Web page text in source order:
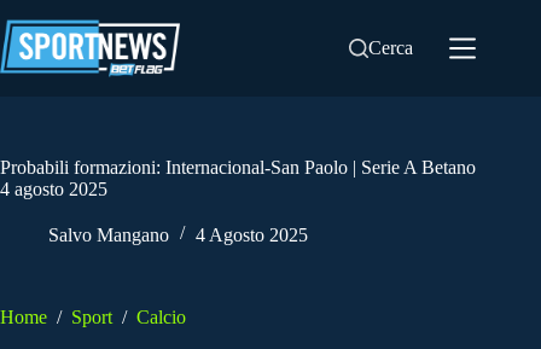
al
contenuto
Cerca
Probabili formazioni: Internacional-San Paolo | Serie A Betano
4 agosto 2025
Salvo Mangano 4 Agosto 2025
Home / Sport / Calcio